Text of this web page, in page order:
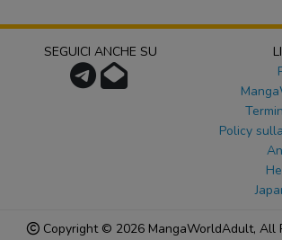
SEGUICI ANCHE SU
Policy
Copyright © 2026 MangaWorldAdult, All